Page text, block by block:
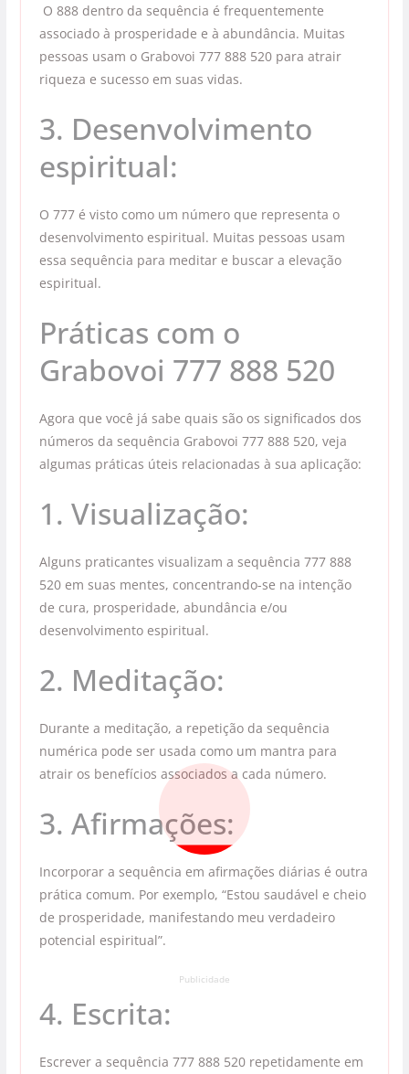
O 888 dentro da sequência é frequentemente
associado à prosperidade e à abundância. Muitas
pessoas usam o Grabovoi 777 888 520 para atrair
riqueza e sucesso em suas vidas.
3. Desenvolvimento
espiritual:
O 777 é visto como um número que representa o
desenvolvimento espiritual. Muitas pessoas usam
essa sequência para meditar e buscar a elevação
espiritual.
Práticas com o
Grabovoi 777 888 520
Agora que você já sabe quais são os significados dos
números da sequência Grabovoi 777 888 520, veja
algumas práticas úteis relacionadas à sua aplicação:
1. Visualização:
Alguns praticantes visualizam a sequência 777 888
520 em suas mentes, concentrando-se na intenção
de cura, prosperidade, abundância e/ou
desenvolvimento espiritual.
2. Meditação:
Durante a meditação, a repetição da sequência
numérica pode ser usada como um mantra para
atrair os benefícios associados a cada número.
3. Afirmações:
Incorporar a sequência em afirmações diárias é outra
prática comum. Por exemplo, “Estou saudável e cheio
de prosperidade, manifestando meu verdadeiro
potencial espiritual”.
Publicidade
4. Escrita:
Escrever a sequência 777 888 520 repetidamente em